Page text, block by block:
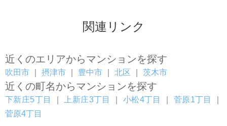
関連リンク
近くのエリアからマンションを探す
吹田市 摂津市 豊中市 北区 茨木市
近くの町名からマンションを探す
下新庄5丁目 上新庄3丁目 小松4丁目 菅原1丁目
菅原4丁目